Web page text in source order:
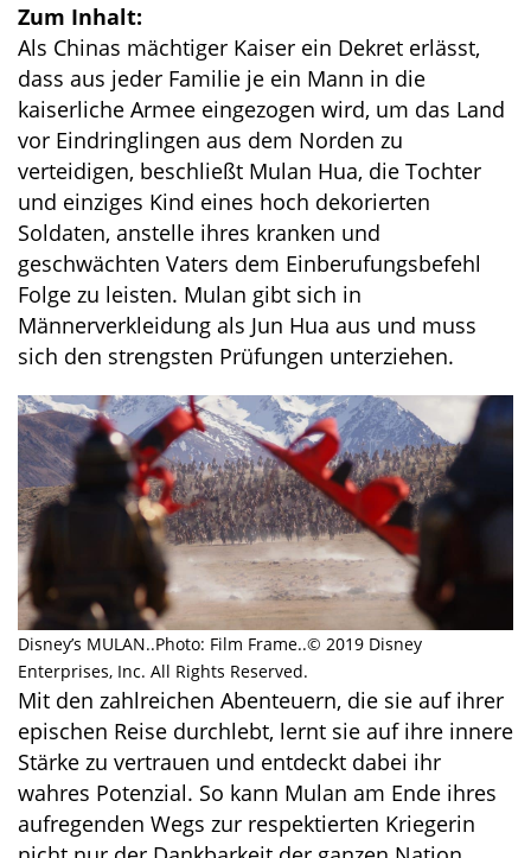
Zum Inhalt:
Als Chinas mächtiger Kaiser ein Dekret erlässt,
dass aus jeder Familie je ein Mann in die
kaiserliche Armee eingezogen wird, um das Land
vor Eindringlingen aus dem Norden zu
verteidigen, beschließt Mulan Hua, die Tochter
und einziges Kind eines hoch dekorierten
Soldaten, anstelle ihres kranken und
geschwächten Vaters dem Einberufungsbefehl
Folge zu leisten. Mulan gibt sich in
Männerverkleidung als Jun Hua aus und muss
sich den strengsten Prüfungen unterziehen.
Disney’s MULAN..Photo: Film Frame..© 2019 Disney
Enterprises, Inc. All Rights Reserved.
Mit den zahlreichen Abenteuern, die sie auf ihrer
epischen Reise durchlebt, lernt sie auf ihre innere
Stärke zu vertrauen und entdeckt dabei ihr
wahres Potenzial. So kann Mulan am Ende ihres
aufregenden Wegs zur respektierten Kriegerin